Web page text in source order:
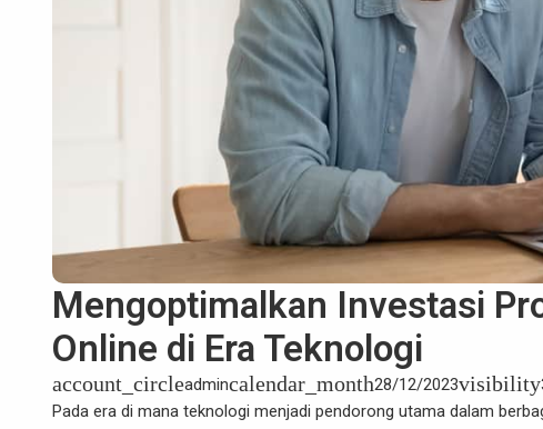
Mengoptimalkan Investasi
Online di Era Teknologi
account_circleadmincalendar_month28/12/2023visibility
Pada era di mana teknologi menjadi pendorong utama dalam